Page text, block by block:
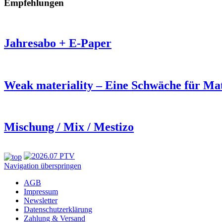
Empfehlungen
Jahresabo + E-Paper
Weak materiality – Eine Schwäche für
Mischung / Mix / Mestizo
Navigation überspringen
AGB
Impressum
Newsletter
Datenschutzerklärung
Zahlung & Versand